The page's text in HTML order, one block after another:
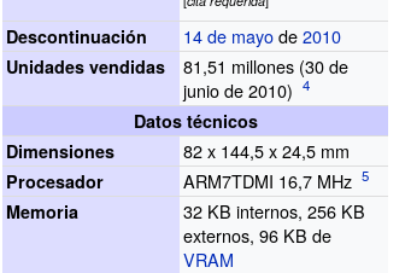
Descontinuación 14 de mayode2010
Unidades vendidas
81,51 millones (30 de
junio de 2010)
Datos técnicos
Dimensiones
82 x 144,5 x 24,5 mm
Procesador ARM7TDMI 16,7 MHz
Memoria
32 KB internos, 256 KB
externos, 96 KB de
VRAM